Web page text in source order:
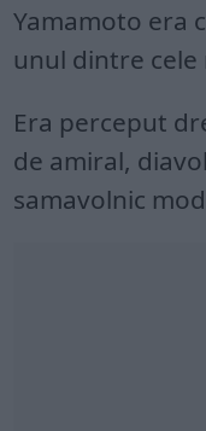
Yamamoto era
unul dintre cele
Era perceput
de amiral,
samavolnic